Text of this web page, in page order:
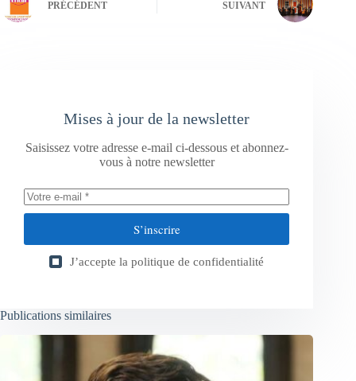
PRÉCÉDENT SUIVANT
Mises à jour de la newsletter
Saisissez votre adresse e-mail ci-dessous et abonnez-
vous à notre newsletter
S’inscrire
J’accepte la politique de confidentialité
Publications similaires